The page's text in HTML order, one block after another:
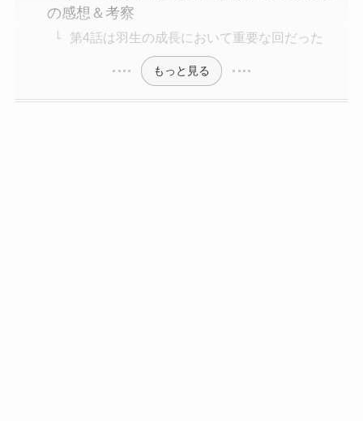
の感想＆考察
第4話は羽生の成長において重要な回だった
もっと見る